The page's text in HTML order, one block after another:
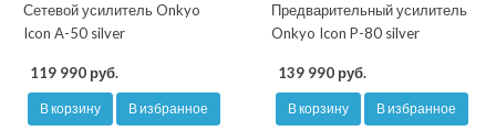
Сетевой усилитель Onkyo
Icon A-50 silver
119 990 руб.
В корзину В избранное
Предварительный усилитель
Onkyo Icon P-80 silver
139 990 руб.
В корзину В избранное